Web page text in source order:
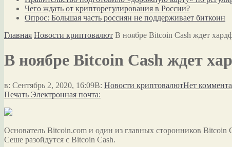
Чего ждать от крипторегулирования в России?
Опрос: Большая часть россиян не поддерживает биткоин
Главная Новости криптовалют В ноябре Bitcoin Cash ждет
В ноябре Bitcoin Cash ждет
в: Сентябрь 2, 2020, 16:09В: Новости криптовалютНет
Печать Электронная почта:
Основатель Bitcoin.com и один из главных сторонников
Сеше разойдутся с Bitcoin Cash.